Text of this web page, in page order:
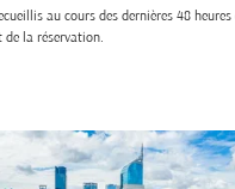
au cours des dernières 48 heures
de la réservation.